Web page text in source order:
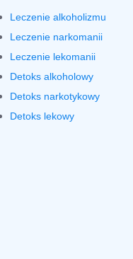
Leczenie alkoholizmu
Leczenie narkomanii
Leczenie lekomanii
Detoks alkoholowy
Detoks narkotykowy
Detoks lekowy